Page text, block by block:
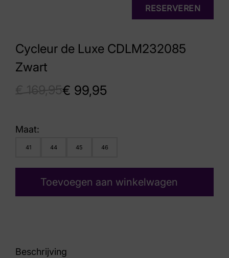
Cycleur de Luxe CDLM232085
Zwart
€ 99,95
RESERVEREN
Maat:
41 44 45 46
Toevoegen aan winkelwagen
Beschrijving